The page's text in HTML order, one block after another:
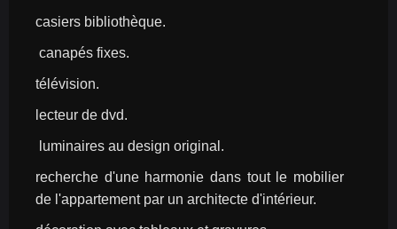
casiers bibliothèque.
canapés fixes.
télévision.
lecteur de dvd.
luminaires au design original.
recherche d'une harmonie dans tout le mobilier
de l'appartement par un architecte d'intérieur.